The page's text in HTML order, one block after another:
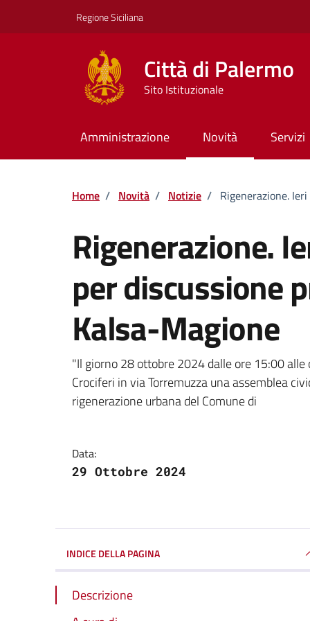
Regione Siciliana
Città di Palermo
Sito Istituzionale
Amministrazione Novità Servizi
Home / Novità / Notizie / Rigenerazione.
Rigenerazione.
per discussione
Kalsa-Magione
Dettagli della
"Il giorno 28 ottobre 2024 dalle ore 15:00
Crociferi in via Torremuzza una assemblea
rigenerazione urbana del Comune di
Data:
29 Ottobre 2024
INDICE DELLA PAGINA
Descrizione